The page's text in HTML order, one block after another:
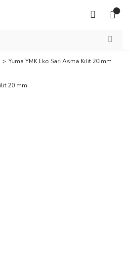
Yuma YMK Eko Sarı Asma Kilit 20 mm